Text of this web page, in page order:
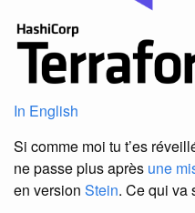
In English
Si comme moi tu t’es
ne passe plus après une
en version Stein. Ce qui va